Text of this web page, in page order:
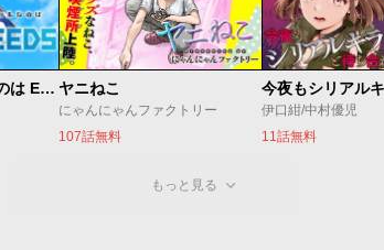
魔法少女リリカルなのは EXCEEDS ヤニねこ
にゃんにゃんファクトリー
107話無料
伊口紺/中村優児
11話無料
もっと見る